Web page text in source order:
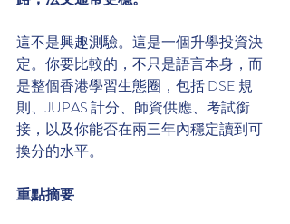
這不是興趣測驗。這是一個升學投資決
定。你要比較的，不只是語言本身，而
是整個香港學習生態圈，包括 DSE 規
則、JUPAS 計分、師資供應、考試銜
接，以及你能否在兩三年內穩定讀到可
換分的水平。
重點摘要